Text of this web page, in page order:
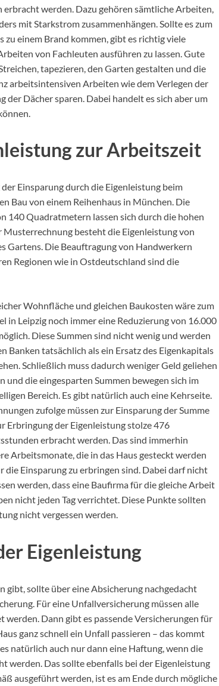
werden. Dazu gehören sämtliche Arbeiten,
mit Starkstrom zusammenhängen. Sollte es zum
einem Brand kommen, gibt es richtig viele
von Fachleuten ausführen zu lassen. Gute
tapezieren, den Garten gestalten und die
arbeitsintensiven Arbeiten wie dem Verlegen der
der Dächer sparen. Dabei handelt es sich aber um
zur Arbeitszeit
Einsparung durch die Eigenleistung beim
Bau von einem Reihenhaus in München. Die
140 Quadratmetern lassen sich durch die hohen
besteht die Eigenleistung von
Gartens. Die Beauftragung von Handwerkern
Regionen wie in Ostdeutschland sind die
Wohnfläche und gleichen Baukosten wäre zum
in Leipzig noch immer eine Reduzierung von 16.000
Diese Summen sind nicht wenig und werden
Banken tatsächlich als ein Ersatz des Eigenkapitals
Schließlich muss dadurch weniger Geld geliehen
und die eingesparten Summen bewegen sich im
Bereich. Es gibt natürlich auch eine Kehrseite.
zufolge müssen zur Einsparung der Summe
Erbringung der Eigenleistung stolze 476
erbracht werden. Das sind immerhin
Arbeitsmonate, die in das Haus gesteckt werden
die Einsparung zu erbringen sind. Dabei darf nicht
werden, dass eine Baufirma für die gleiche Arbeit
nicht jeden Tag verrichtet. Diese Punkte sollten
nicht vergessen werden.
Eigenleistung
gibt, sollte über eine Absicherung nachgedacht
Für eine Unfallversicherung müssen alle
werden. Dann gibt es passende Versicherungen für
ganz schnell ein Unfall passieren – das kommt
natürlich auch nur dann eine Haftung, wenn die
werden. Das sollte ebenfalls bei der Eigenleistung
ausgeführt werden, ist es am Ende durch mögliche